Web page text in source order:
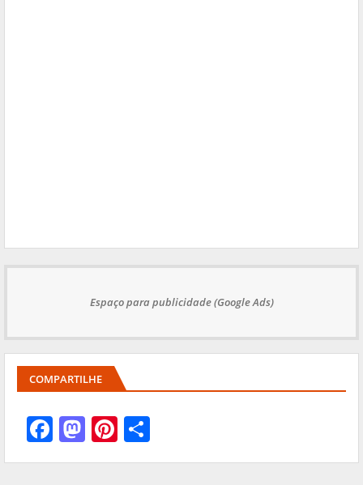
Espaço para publicidade (Google Ads)
COMPARTILHE